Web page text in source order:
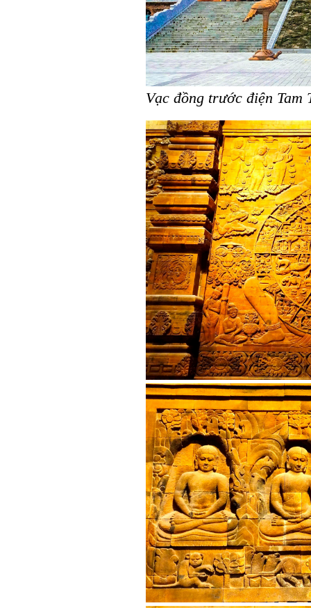
Vạc đồng trước điện Tam